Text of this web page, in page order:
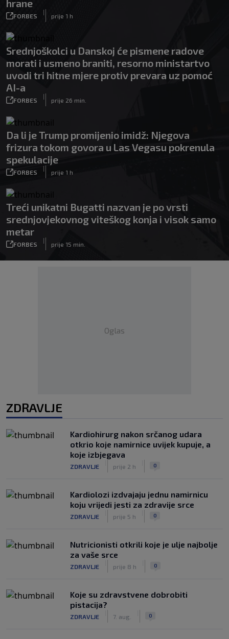
hrane
FORBES
|
prije 1 h
Srednjoškolci u Danskoj će pismene radove
morati i usmeno braniti, resorno ministartvo
uvodi tri hitne mjere protiv prevara uz pomoć
AI-a
FORBES
|
prije 26 min.
Da li je Trump promijenio imidž: Njegova
frizura tokom govora u Las Vegasu pokrenula
spekulacije
FORBES
|
prije 1 h
Treći unikatni Bugatti nazvan je po vrsti
srednjovjekovnog viteškog konja i visok samo
metar
FORBES
|
prije 15 min.
Oglas
ZDRAVLJE
Kardiohirurg nakon srčanog udara
otkrio koje namirnice uvijek kupuje, a
koje izbjegava
ZDRAVLJE prije 2 h 0
Kardiolozi izdvajaju jednu namirnicu
koju vrijedi jesti za zdravije srce
ZDRAVLJE prije 5 h 0
Nutricionisti otkrili koje je ulje najbolje
za vaše srce
ZDRAVLJE prije 8 h 0
Koje su zdravstvene dobrobiti
pistacija?
ZDRAVLJE 7. aug. 0